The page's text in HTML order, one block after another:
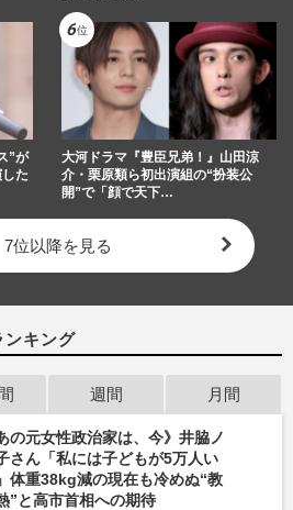
”が
た
大河ドラマ『豊臣兄弟！』山田涼
介・栗原類ら初出演組の“扮装公
開”で「顔で天下…
7位以降を見る
ンキング
週間 月間
の元女性政治家は、今》井脇ノ
さん「私には子どもが5万人い
体重38kg減の現在も冷めぬ“教
”と高市首相への期待